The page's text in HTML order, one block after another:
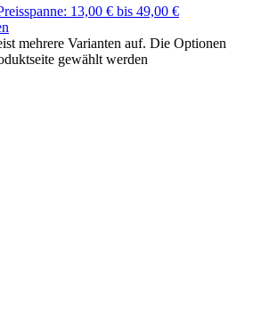
13,00 € bis 49,00 €
mehrere Varianten auf. Die Optionen
gewählt werden